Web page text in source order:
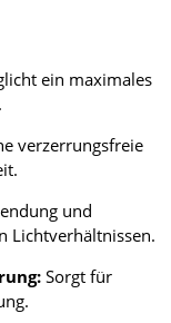
ein maximales
verzerrungsfreie
und
Lichtverhältnissen.
Sorgt für